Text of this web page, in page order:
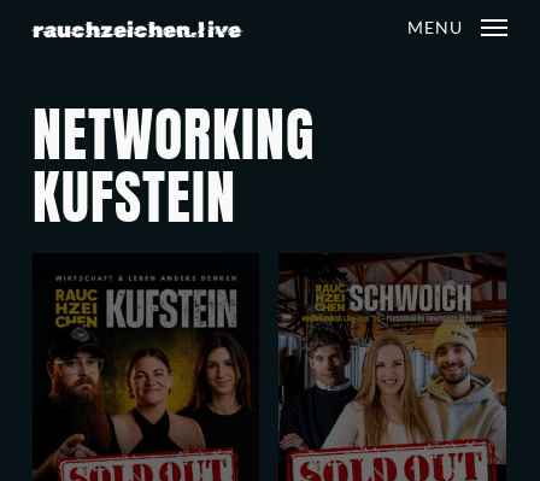
content
rauchzeichen.live MENU
NETWORKING
KUFSTEIN